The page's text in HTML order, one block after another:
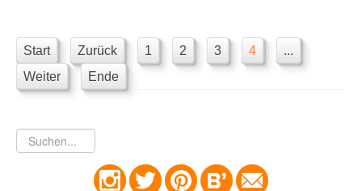
Start Zurück 1 2 3 4
...
Weiter
Ende